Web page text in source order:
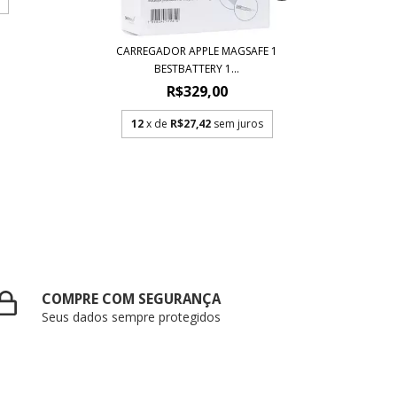
CARREGADOR APPLE MAGSAFE 1
BESTBATTERY 1...
R$329,00
12x de R$27,42 sem juros
COMPRE COM SEGURANÇA
Seus dados sempre protegidos